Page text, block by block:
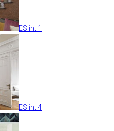
ES int 1
ES int 4